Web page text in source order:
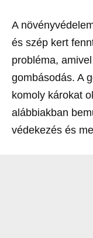
A
és szép kert
probléma,
gombásodás. A
komoly károkat
alábbiakban
védekezés és